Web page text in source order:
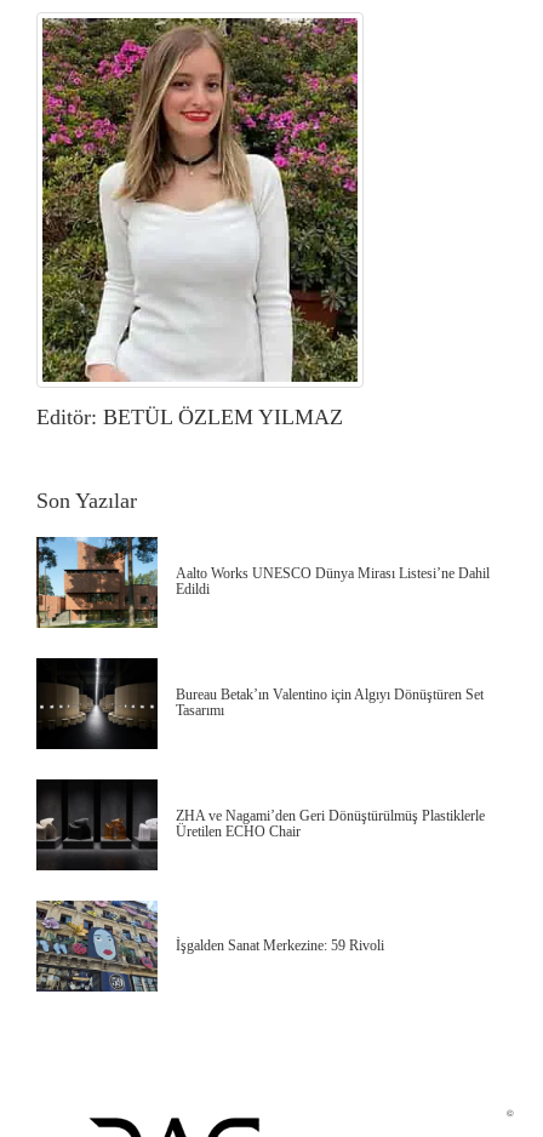
Editör: BETÜL ÖZLEM YILMAZ
Son Yazılar
Aalto Works UNESCO Dünya Mirası Listesi’ne Dahil
Edildi
Bureau Betak’ın Valentino için Algıyı Dönüştüren Set
Tasarımı
ZHA ve Nagami’den Geri Dönüştürülmüş Plastiklerle
Üretilen ECHO Chair
İşgalden Sanat Merkezine: 59 Rivoli
©